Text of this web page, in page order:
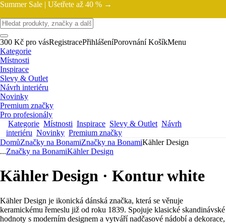
Summer Sale | Ušetřete až 40 % →
300 Kč pro vásRegistracePřihlášeníPorovnání KošíkMenu
Kategorie
Místnosti
Inspirace
Slevy & Outlet
Návrh interiéru
Novinky
Premium značky
Pro profesionály
Kategorie Místnosti Inspirace Slevy & Outlet Návrh
interiéru Novinky Premium značky
DomůZnačky na BonamiZnačky na BonamiKähler Design
...Značky na BonamiKähler Design
Kähler Design · Kontur white
Kähler Design je ikonická dánská značka, která se věnuje
keramickému řemeslu již od roku 1839. Spojuje klasické skandinávské
hodnoty s moderním designem a vytváří nadčasové nádobí a dekorace,